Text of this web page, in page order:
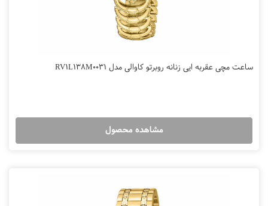
ساعت مچی عقربه ایی زنانه روبرتو کاوالی مدل RV1L138M0031
مشاهده محصول